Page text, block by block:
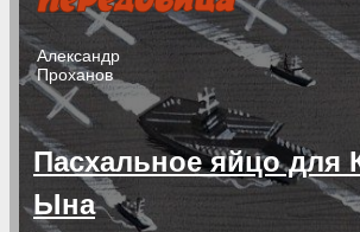
Александр
Проханов
Пасхальное яйцо для
Ына